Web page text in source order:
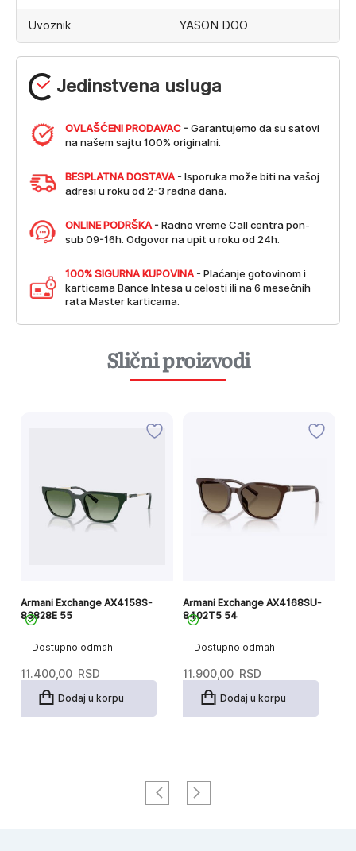
Jedinstvena usluga
OVLAŠĆENI PRODAVAC - Garantujemo da su satovi
na našem sajtu 100% originalni.
BESPLATNA DOSTAVA - Isporuka može biti na vašoj
adresi u roku od 2-3 radna dana.
ONLINE PODRŠKA - Radno vreme Call centra pon-
sub 09-16h. Odgovor na upit u roku od 24h.
100% SIGURNA KUPOVINA - Plaćanje gotovinom i
karticama Bance Intesa u celosti ili na 6 mesečnih
rata Master karticama.
Uvoznik YASON DOO
Slični proizvodi
Dostupno odmah
Armani Exchange AX4158S-
83828E 55
11.400,00 RSD
Dodaj u korpu
Dostupno odmah
Armani Exchange AX4168SU-
8402T5 54
11.900,00 RSD
Dodaj u korpu